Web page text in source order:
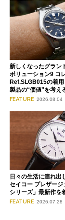
新しくなったグラン
ボリューション9 コ
Ref.SLGB015の着用
製品の“価値”を考え
FEATURE 2026.08.04
日々の生活に連れ出
セイコー プレザージ
シリーズ」最新作を
FEATURE 2026.07.28